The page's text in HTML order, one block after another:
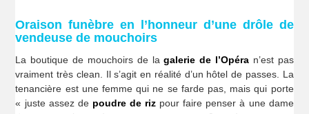
Oraison funèbre en l’honneur d’une drôle de
vendeuse de mouchoirs
La boutique de mouchoirs de lagalerie de l’Opéran’est pas
vraiment très clean. Il s’agit en réalité d’un hôtel de passes. La
tenancière est une femme qui ne se farde pas, mais qui porte
« juste assez de poudre de riz pour faire penser à une dame